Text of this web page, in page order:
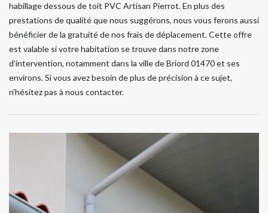
habillage dessous de toit PVC Artisan Pierrot. En plus des
prestations de qualité que nous suggérons, nous vous ferons aussi
bénéficier de la gratuité de nos frais de déplacement. Cette offre
est valable si votre habitation se trouve dans notre zone
d’intervention, notamment dans la ville de Briord 01470 et ses
environs. Si vous avez besoin de plus de précision à ce sujet,
n’hésitez pas à nous contacter.